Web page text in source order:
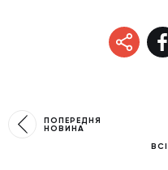
ПОПЕРЕДНЯ
НОВИНА